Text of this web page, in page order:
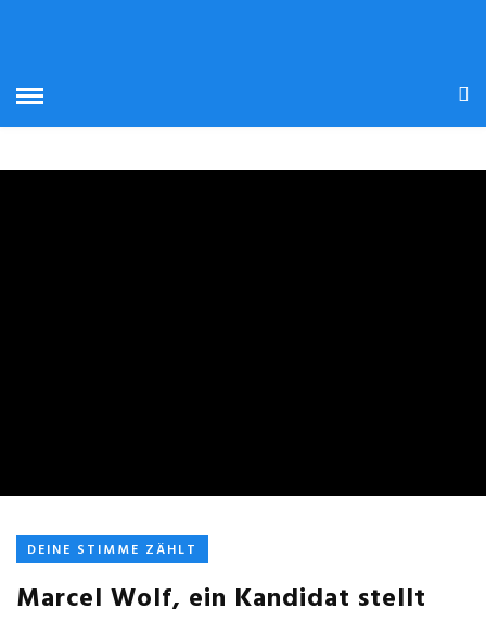
DEINE STIMME ZÄHLT
Marcel Wolf, ein Kandidat stellt